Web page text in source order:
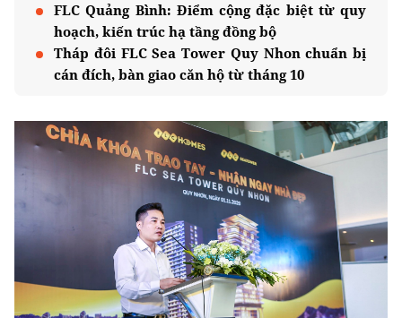
FLC Quảng Bình: Điểm cộng đặc biệt từ quy
hoạch, kiến trúc hạ tầng đồng bộ
Tháp đôi FLC Sea Tower Quy Nhon chuẩn bị
cán đích, bàn giao căn hộ từ tháng 10